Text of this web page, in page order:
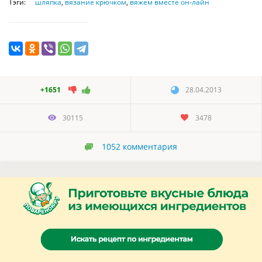
+1651 28.04.2013
30115 3478
1052 комментария